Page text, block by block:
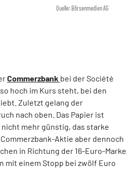
Quelle: Börsenmedien AG
Commerzbank bei der Société
hoch im Kurs steht, bei den
Zuletzt gelang der
nach oben. Das Papier ist
mehr günstig, das starke
Aktie aber dennoch
in Richtung der 16-Euro-Marke
mit einem Stopp bei zwölf Euro